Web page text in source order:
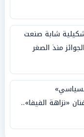
شابة صنعت
منذ الصغر
«نزاهة الفيفا»..